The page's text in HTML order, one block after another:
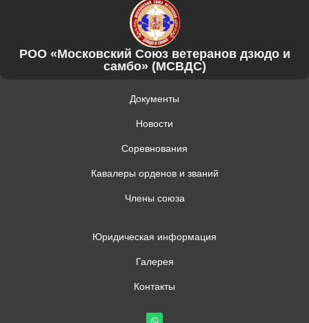
РОО «Московский Союз ветеранов дзюдо и
самбо» (МСВДС)
Документы
Новости
Соревнования
Кавалеры орденов и званий
Члены союза
Юридическая информация
Галерея
Контакты